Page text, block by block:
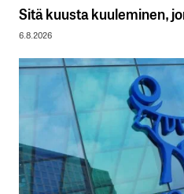
Sitä kuusta kuuleminen,
6.8.2026